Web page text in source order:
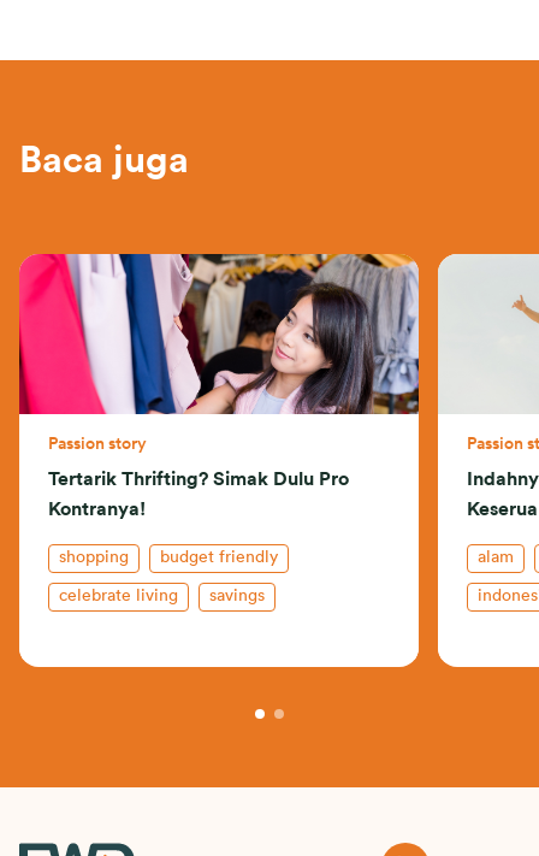
Baca juga
Passion story
Tertarik Thrifting? Simak Dulu Pro
Kontranya!
shopping budget friendly
celebrate living savings
Passion
alam